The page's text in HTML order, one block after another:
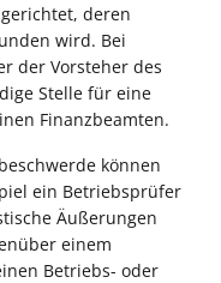
deren
wird. Bei
der Vorsteher des
Stelle für eine
Finanzbeamten.
können
ein Betriebsprüfer
Äußerungen
einem
Betriebs- oder